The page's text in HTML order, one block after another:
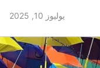
يوليوز 10, 2025